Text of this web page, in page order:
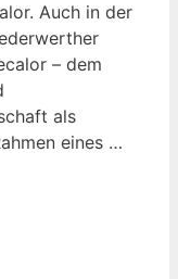
Auch in der
– dem
als
eines …